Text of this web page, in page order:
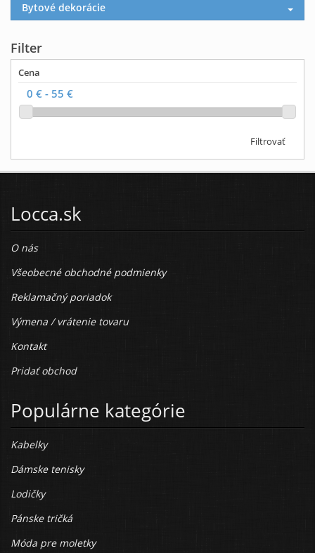
Bytové dekorácie
Filter
Cena
Filtrovať
Locca.sk
O nás
Všeobecné obchodné podmienky
Reklamačný poriadok
Výmena / vrátenie tovaru
Kontakt
Pridať obchod
Populárne kategórie
Kabelky
Dámske tenisky
Lodičky
Pánske tričká
Móda pre moletky